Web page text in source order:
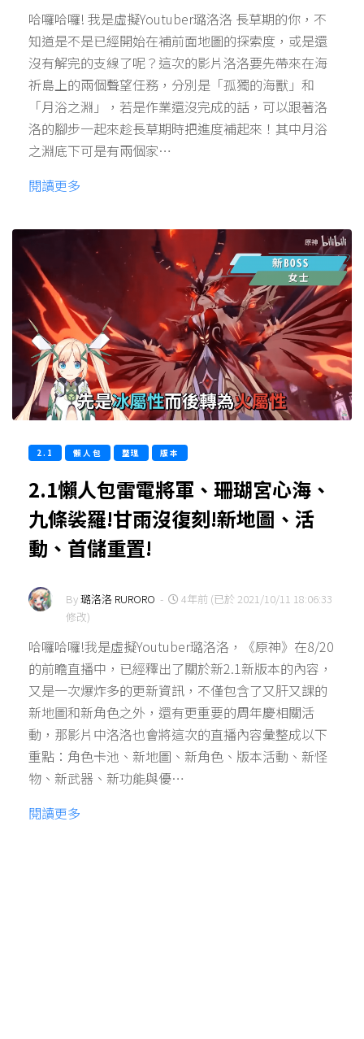
哈囉哈囉! 我是虛擬Youtuber璐洛洛 長草期的你，不
知道是不是已經開始在補前面地圖的探索度，或是還
沒有解完的支線了呢？這次的影片洛洛要先帶來在海
祈島上的兩個聲望任務，分別是「孤獨的海獸」和
「月浴之淵」，若是作業還沒完成的話，可以跟著洛
洛的腳步一起來趁長草期時把進度補起來！其中月浴
之淵底下可是有兩個家…
閱讀更多
2.1 懶人包 整理 版本
2.1懶人包雷電將軍、珊瑚宮心海、
九條裟羅!甘雨沒復刻!新地圖、活
動、首儲重置!
By璐洛洛 RURORO -
4年前 (已於 2021/10/11 18:06:33
修改)
哈囉哈囉!我是虛擬Youtuber璐洛洛，《原神》在8/20
的前瞻直播中，已經釋出了關於新2.1新版本的內容，
又是一次爆炸多的更新資訊，不僅包含了又肝又課的
新地圖和新角色之外，還有更重要的周年慶相關活
動，那影片中洛洛也會將這次的直播內容彙整成以下
重點：角色卡池、新地圖、新角色、版本活動、新怪
物、新武器、新功能與優…
閱讀更多